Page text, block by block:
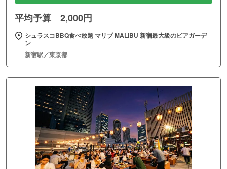
平均予算 2,000円
シュラスコBBQ食べ放題 マリブ MALIBU 新宿最大級のビアガーデ
ン
新宿駅／東京都